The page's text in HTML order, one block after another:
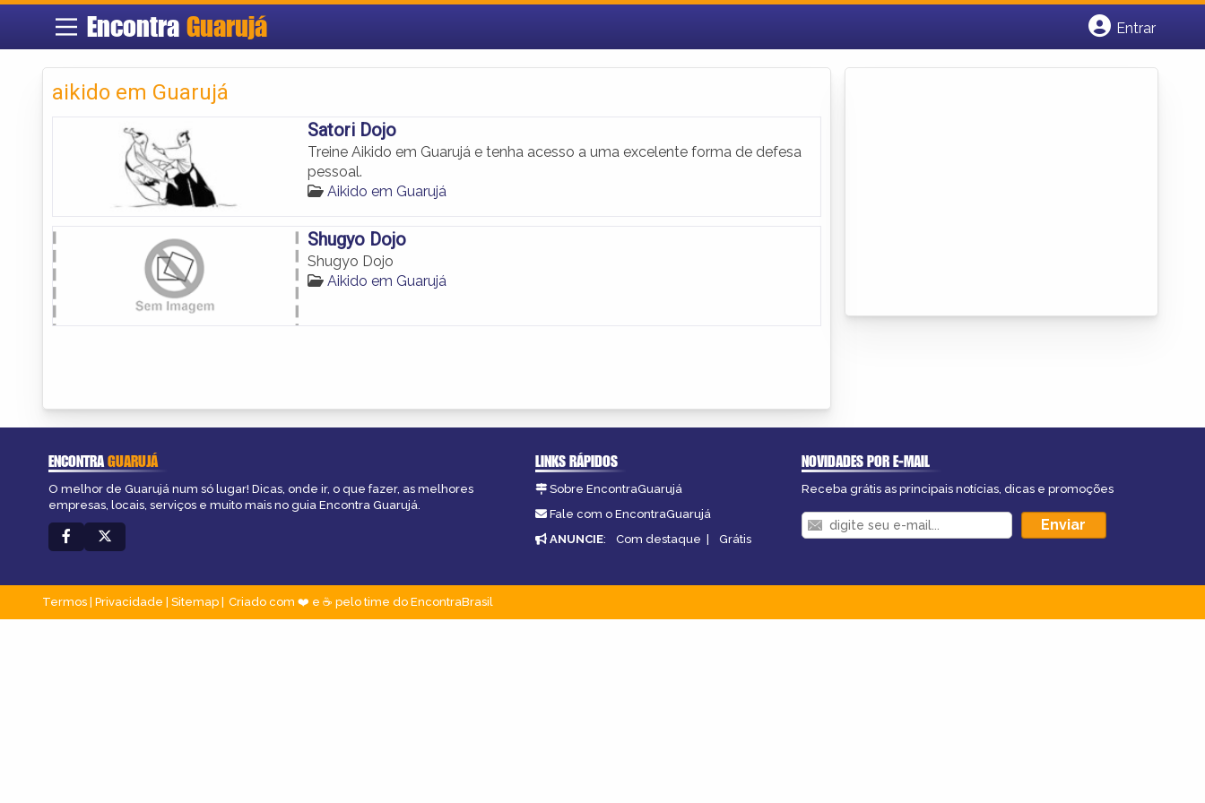
EncontraGuarujá
Entrar
aikido em Guarujá
Satori Dojo
Treine Aikido em Guarujá e tenha acesso a uma excelente forma de defesa
pessoal.
Aikido em Guarujá
Shugyo Dojo
Shugyo Dojo
Aikido em Guarujá
ENCONTRAGUARUJÁ
O melhor de Guarujá num só lugar! Dicas, onde ir, o que fazer, as melhores
empresas, locais, serviços e muito mais no guia Encontra Guarujá.
LINKS RÁPIDOS
Sobre EncontraGuarujá
Fale com o EncontraGuarujá
ANUNCIE: Com destaque | Grátis
NOVIDADES POR E-MAIL
Receba grátis as principais notícias, dicas e promoções
Termos Privacidade Sitemap Criado com ❤️ e ☕ pelo time do EncontraBrasil